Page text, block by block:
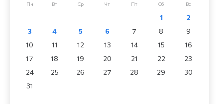
Пн Вт Ср Чт Пт Сб Вс
1
2
3
4 5 6 7 8
9
10
11 12 13 14 15
16
17
18 19 20 21 22
23
24
25 26 27 28 29
30
31